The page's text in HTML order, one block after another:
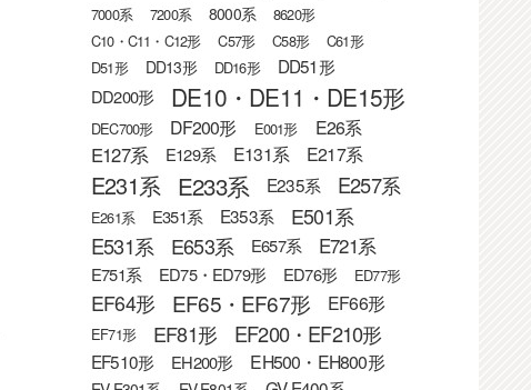
7000系 7200系 8000系
8620形
C10・C11・C12形
C57形 C58形
C61形
D51形
DD13形 DD16形 DD51形
DD200形 DE10・DE11・DE15形
DEC700形 DF200形 E001形 E26系
E127系 E129系 E131系 E217系
E231系 E233系 E235系 E257系
E261系 E351系 E353系 E501系
E531系 E653系 E657系 E721系
E751系 ED75・ED79形 ED76形 ED77形
EF64形 EF65・EF67形 EF66形
EF71形 EF81形 EF200・EF210形
EF510形 EH200形 EH500・EH800形